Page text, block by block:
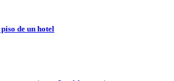
de un hotel